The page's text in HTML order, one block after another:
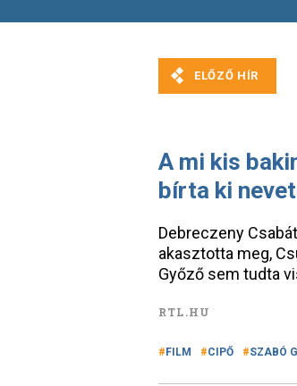
A mi kis
bírta ki
Debreczeny
akasztotta meg,
Győző sem tudta
RTL.HU
FILM CIPŐ SZABÓ